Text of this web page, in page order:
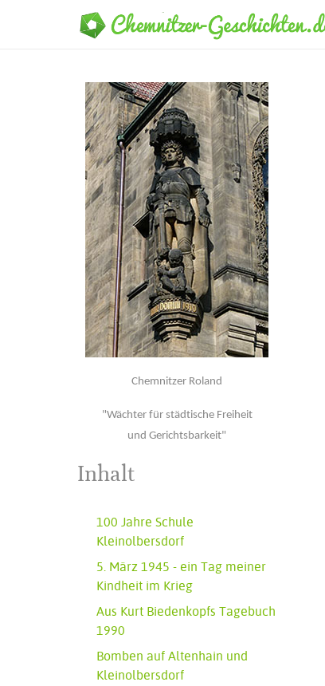
Chemnitzer Roland
"Wächter für städtische Freiheit
und Gerichtsbarkeit"
Inhalt
100 Jahre Schule
Kleinolbersdorf
5. März 1945 - ein Tag meiner
Kindheit im Krieg
Aus Kurt Biedenkopfs Tagebuch
1990
Bomben auf Altenhain und
Kleinolbersdorf